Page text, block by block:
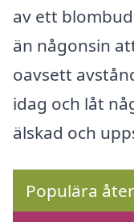
av ett
än någonsin
oavsett
idag och låt
älskad och
Populära